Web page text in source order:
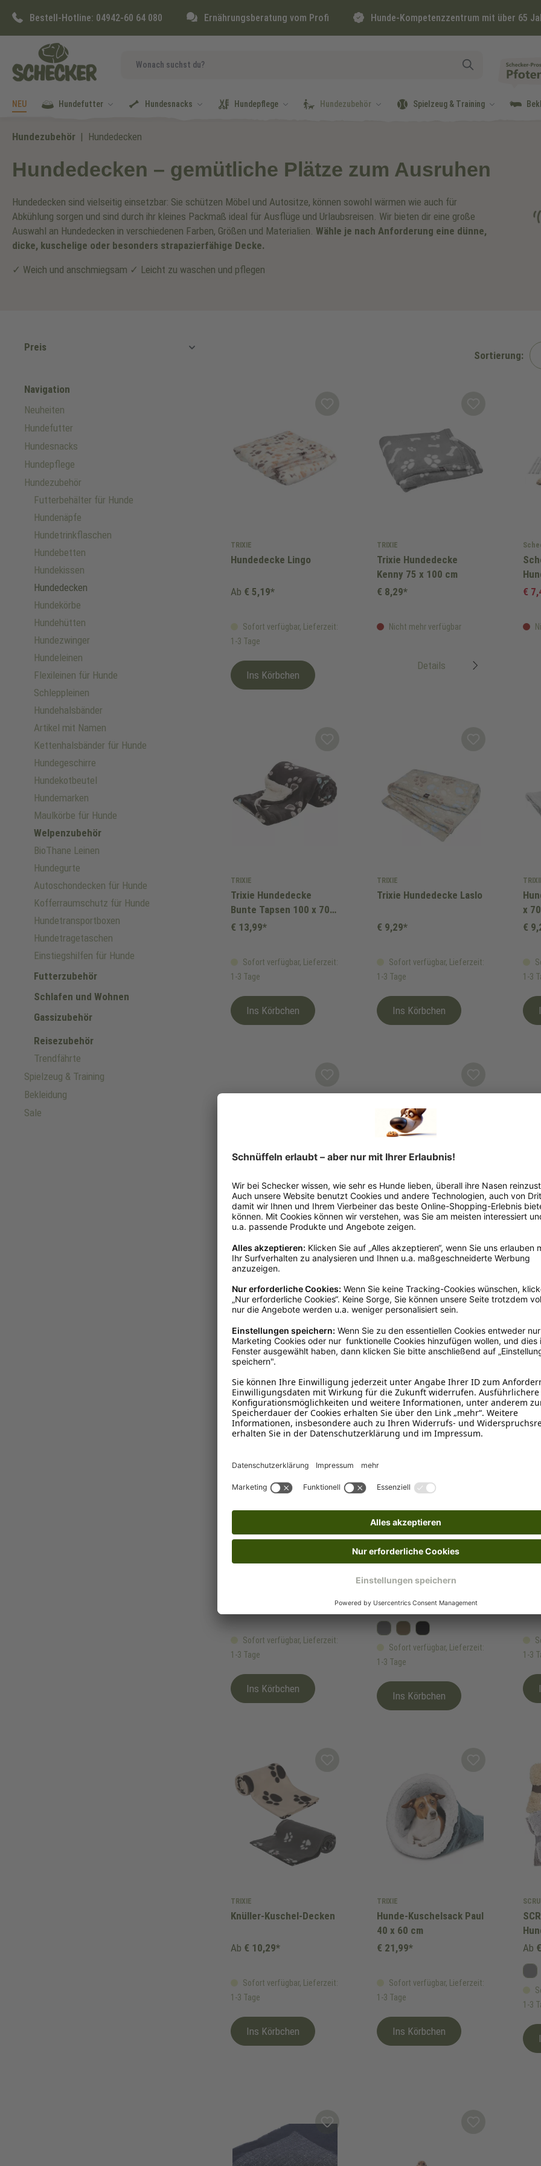
Zur Hauptnavigation springen
Bestell-Hotline: 04942-60 64 080 Ernährungsberatung vom Profi Hunde-Kompetenzzentrum mit über 65
NEU Hundefutter Hundesnacks Hundepflege Hundezubehör Spielzeug & Training
Hundezubehör Hundedecken
Hundedecken – gemütliche Plätze zum Ausruhen
Hundedecken sind vielseitig einsetzbar: Sie schützen Möbel und Autositze, können sowohl wärmen wie auch für
Abkühlung sorgen und sind durch ihr kleines Packmaß ideal für Ausflüge und Urlaubsreisen. Wir bieten dir eine große
Auswahl an Hundedecken in verschiedenen Farben, Größen und Materialien. Wähle je nach Anforderung eine dünne,
dicke, kuschelige oder besonders strapazierfähige Decke.
✓ Weich und anschmiegsam ✓ Leicht zu waschen und pflegen
Preis
Navigation
Neuheiten
Hundefutter
Hundesnacks
Hundepflege
Hundezubehör
Futterbehälter für Hunde
Hundenäpfe
Hundetrinkflaschen
Hundebetten
Hundekissen
Hundedecken
Hundekörbe
Hundehütten
Hundezwinger
Hundeleinen
Flexileinen für Hunde
Schleppleinen
Hundehalsbänder
Artikel mit Namen
Kettenhalsbänder für Hunde
Hundegeschirre
Hundekotbeutel
Hundemarken
Maulkörbe für Hunde
Welpenzubehör
BioThane Leinen
Hundegurte
Autoschondecken für Hunde
Kofferraumschutz für Hunde
Hundetransportboxen
Hundetragetaschen
Einstiegshilfen für Hunde
Futterzubehör
Schlafen und Wohnen
Gassizubehör
Reisezubehör
Trendfährte
Spielzeug & Training
Bekleidung
Sale
TRIXIE
Hundedecke Lingo
Sofort verfügbar, Lieferzeit:
1-3 Tage
Ab € 5,19*
Ins Körbchen
TRIXIE
Trixie Hundedecke
Kenny 75 x 100 cm
Nicht mehr verfügbar
€ 8,29*
Details
50
€
TRIXIE
Trixie Hundedecke
Bunte Tapsen 100 x 70
cm
Sofort verfügbar, Lieferzeit:
1-3 Tage
€ 13,99*
Ins Körbchen
TRIXIE
Trixie Hundedecke Laslo
Sofort verfügbar, Lieferzeit:
1-3 Tage
€ 9,29*
Ins Körbchen
x
1-3
€
FREEDOG
Freedog Kühlmatte
Hygge
Sofort verfügbar, Lieferzeit:
BlauGrünAltrosa
Ab € 13,59* € 15,99*
Ins Körbchen
TRIXIE
Trixie Hundedecke
Tammy
Sofort verfügbar, Lieferzeit:
1-3 Tage
Ab€ 11,99*
Ins Körbchen
€
Sofort verfügbar, Lieferzeit:
1-3 Tage
Ins Körbchen
Lomond -
Sofort verfügbar, Lieferzeit:
1-3 Tage
Dunkelgrau
Schokobraun
Schwarz
Ab€ 11,90* € 33,99*
Ins Körbchen
1-3
TRIXIE
Knüller-Kuschel-Decken
Sofort verfügbar, Lieferzeit:
1-3 Tage
Ab € 10,29*
Ins Körbchen
TRIXIE
Hunde-Kuschelsack Paul
40 x 60 cm
Sofort verfügbar, Lieferzeit:
1-3 Tage
€ 21,99*
Ins Körbchen
1-3
Ab